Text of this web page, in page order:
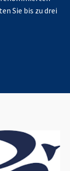
Sie bis zu drei